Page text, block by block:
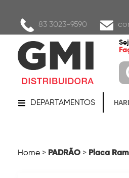
83 3023-9590
DEPARTAMENTOS
Home > PADRÃO > Placa